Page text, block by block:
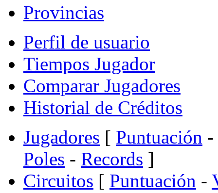
Provincias
Perfil de usuario
Tiempos Jugador
Comparar Jugadores
Historial de Créditos
Jugadores [ Puntuación -
Poles - Records ]
Circuitos [ Puntuación -